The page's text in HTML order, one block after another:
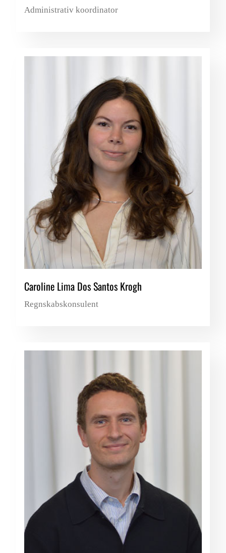
Administrativ koordinator
Caroline Lima Dos Santos Krogh
Regnskabskonsulent